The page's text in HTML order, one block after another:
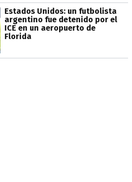
Estados Unidos: un futbolista
argentino fue detenido por el
ICE en un aeropuerto de
Florida